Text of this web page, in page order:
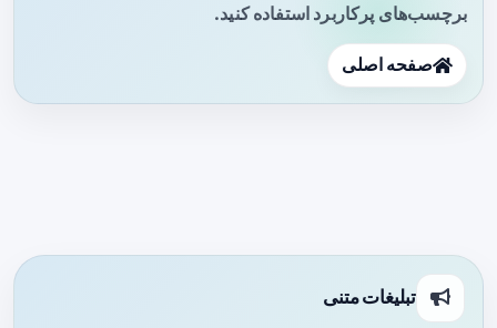
برچسب‌های پرکاربرد استفاده کنید.
صفحه اصلی
تبلیغات متنی